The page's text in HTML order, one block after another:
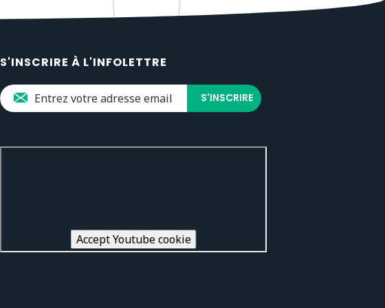
S'INSCRIRE À L'INFOLETTRE
Accept Youtube cookie